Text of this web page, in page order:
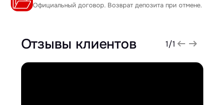
Официальный договор. Возврат депозита при отмене.
Отзывы клиентов 1/1